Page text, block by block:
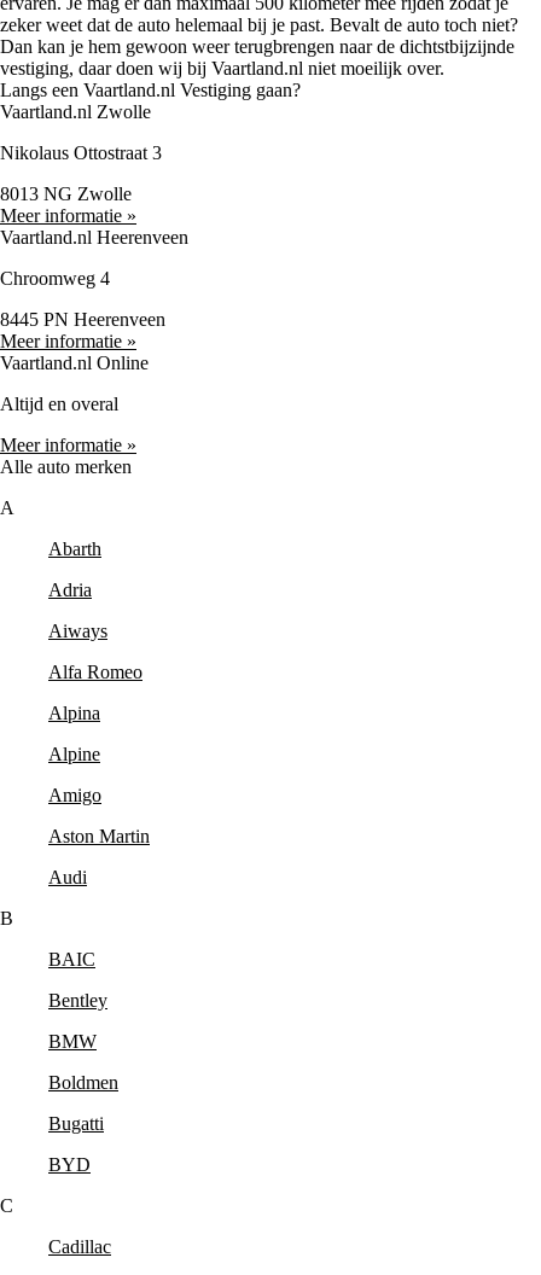
zeker weet dat de auto helemaal bij je past. Bevalt de auto toch niet?
Dan kan je hem gewoon weer terugbrengen naar de dichtstbijzijnde
vestiging, daar doen wij bij Vaartland.nl niet moeilijk over.
Langs een Vaartland.nl Vestiging gaan?
Vaartland.nl Zwolle
Nikolaus Ottostraat 3
8013 NG Zwolle
Meer informatie »
Vaartland.nl Heerenveen
Chroomweg 4
8445 PN Heerenveen
Meer informatie »
Vaartland.nl Online
Altijd en overal
Meer informatie »
Alle auto merken
A
Abarth
Adria
Aiways
Alfa Romeo
Alpina
Alpine
Amigo
Aston Martin
Audi
B
BAIC
Bentley
BMW
Boldmen
Bugatti
BYD
C
Cadillac